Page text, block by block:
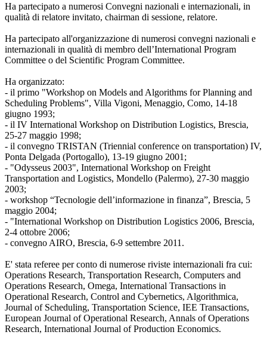
Ha partecipato a numerosi Convegni nazionali e internazionali, in
qualità di relatore invitato, chairman di sessione, relatore.
Ha partecipato all'organizzazione di numerosi convegni nazionali e
internazionali in qualità di membro dell’International Program
Committee o del Scientific Program Committee.
Ha organizzato:
- il primo "Workshop on Models and Algorithms for Planning and
Scheduling Problems", Villa Vigoni, Menaggio, Como, 14-18
giugno 1993;
- il IV International Workshop on Distribution Logistics, Brescia,
25-27 maggio 1998;
- il convegno TRISTAN (Triennial conference on transportation) IV,
Ponta Delgada (Portogallo), 13-19 giugno 2001;
- "Odysseus 2003", International Workshop on Freight
Transportation and Logistics, Mondello (Palermo), 27-30 maggio
2003;
- workshop “Tecnologie dell’informazione in finanza”, Brescia, 5
maggio 2004;
- "International Workshop on Distribution Logistics 2006, Brescia,
2-4 ottobre 2006;
- convegno AIRO, Brescia, 6-9 settembre 2011.
E' stata referee per conto di numerose riviste internazionali fra cui:
Operations Research, Transportation Research, Computers and
Operations Research, Omega, International Transactions in
Operational Research, Control and Cybernetics, Algorithmica,
Journal of Scheduling, Transportation Science, IEE Transactions,
European Journal of Operational Research, Annals of Operations
Research, International Journal of Production Economics.